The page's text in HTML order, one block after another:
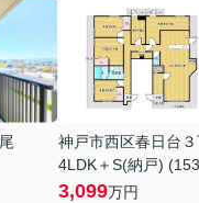
神戸市西区春日台３
4LDK＋S(納戸)
3,099万円